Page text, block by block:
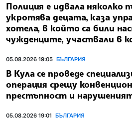
Полиция е идвала няколко
укротява децата, каза
хотела, в който са били
чужденците, участвали в
05.08.2026 19:05 БЪЛГАРИЯ
В Кула се проведе
операция срещу
престъпност и
05.08.2026 19:01 БЪЛГАРИЯ